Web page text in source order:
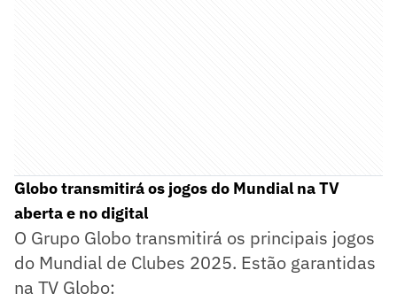
Globo transmitirá os jogos do Mundial na TV
aberta e no digital
O Grupo Globo transmitirá os principais jogos
do Mundial de Clubes 2025. Estão garantidas
na TV Globo: